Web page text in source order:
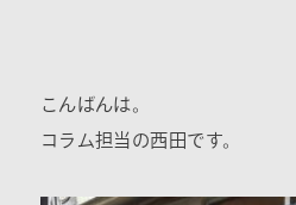
こんばんは。
コラム担当の西田です。